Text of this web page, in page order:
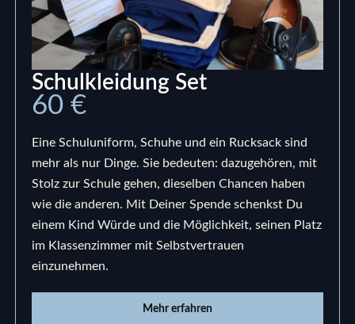
Schulkleidung Set
60 €
Eine Schuluniform, Schuhe und ein Rucksack sind
mehr als nur Dinge. Sie bedeuten: dazugehören, mit
Stolz zur Schule gehen, dieselben Chancen haben
wie die anderen. Mit Deiner Spende schenkst Du
einem Kind Würde und die Möglichkeit, seinen Platz
im Klassenzimmer mit Selbstvertrauen
einzunehmen.
Mehr erfahren